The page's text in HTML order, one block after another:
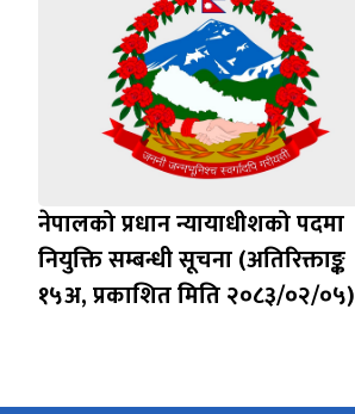
नेपालको प्रधान न्यायाधीशको पदमा
नियुक्ति सम्बन्धी सूचना (अतिरिक्ताङ्क
१५अ, प्रकाशित मिति २०८३/०२/०५)